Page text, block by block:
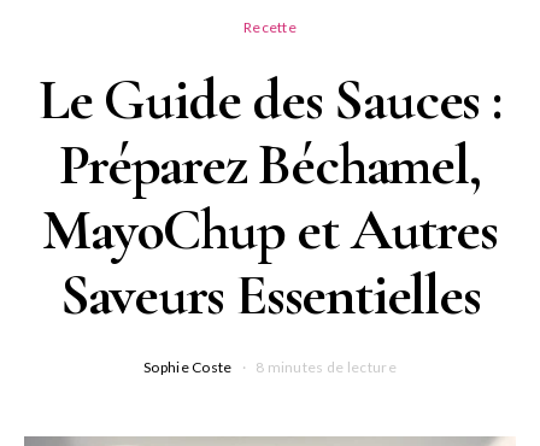
Recette
Le Guide des Sauces :
Préparez Béchamel,
MayoChup et Autres
Saveurs Essentielles
Sophie Coste 8 minutes de lecture